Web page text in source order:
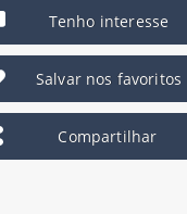
Tenho interesse
Salvar nos favoritos
Compartilhar